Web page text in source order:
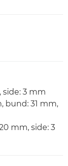
side: 3 mm
bund: 31 mm,
mm, side: 3